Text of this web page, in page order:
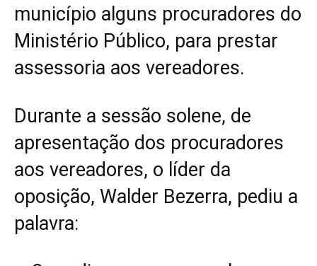
município alguns procuradores do
Ministério Público, para prestar
assessoria aos vereadores.
Durante a sessão solene, de
apresentação dos procuradores
aos vereadores, o líder da
oposição, Walder Bezerra, pediu a
palavra: